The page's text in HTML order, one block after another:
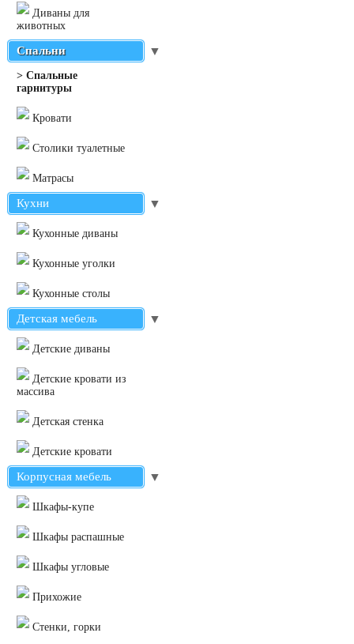
Диваны для
животных
Спальни ▼
> Cпальные
гарнитуры
Кровати
Столики туалетные
Матрасы
Кухни ▼
Кухонные диваны
Кухонные уголки
Кухонные столы
Детская мебель ▼
Детские диваны
Детские кровати из
массива
Детская стенка
Детские кровати
Корпусная мебель ▼
Шкафы-купе
Шкафы распашные
Шкафы угловые
Прихожие
Стенки, горки